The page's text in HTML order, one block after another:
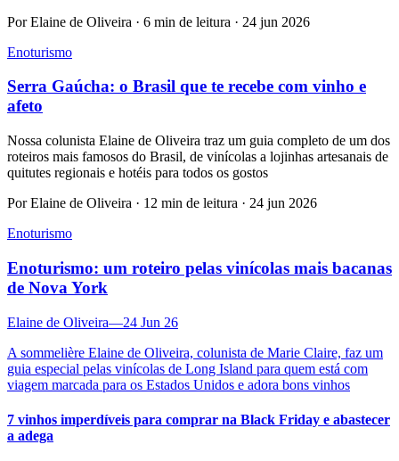
Por Elaine de Oliveira · 6 min de leitura · 24 jun 2026
Enoturismo
Serra Gaúcha: o Brasil que te recebe com vinho e
afeto
Nossa colunista Elaine de Oliveira traz um guia completo de um dos
roteiros mais famosos do Brasil, de vinícolas a lojinhas artesanais de
quitutes regionais e hotéis para todos os gostos
Por Elaine de Oliveira · 12 min de leitura · 24 jun 2026
Enoturismo
Enoturismo: um roteiro pelas vinícolas mais bacanas
de Nova York
Elaine de Oliveira—24 Jun 26
A sommelière Elaine de Oliveira, colunista de Marie Claire, faz um
guia especial pelas vinícolas de Long Island para quem está com
viagem marcada para os Estados Unidos e adora bons vinhos
7 vinhos imperdíveis para comprar na Black Friday e abastecer
a adega